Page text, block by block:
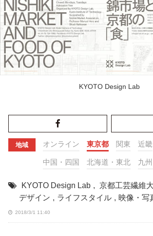
KYOTO Design Lab
地域 オンライン 東京都 関東 近畿
中国・四国 北海道・東北 九
KYOTO Design Lab , 京都工芸繊維
デザイン , ライフスタイル , 映像・写
2018/3/1 11:40